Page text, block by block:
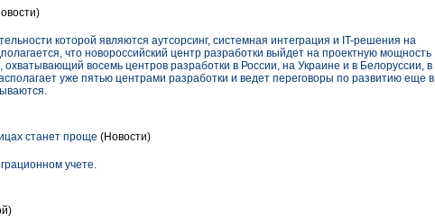
которой являются аутсорсинг, системная интеграция и IT-решения на
что новороссийский центр разработки выйдет на проектную мощность
восемь центров разработки в России, на Украине и в Белоруссии, в
уже пятью центрами разработки и ведет переговоры по развитию еще в
станет проще (Новости)
учете.